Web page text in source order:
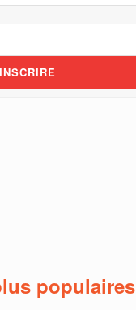
populaires